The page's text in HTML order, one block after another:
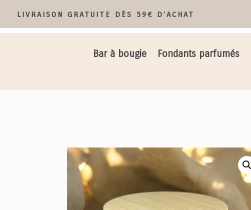
LIVRAISON GRATUITE DÈS 59€ D’ACHAT
Bar à bougie Fondants parfumés